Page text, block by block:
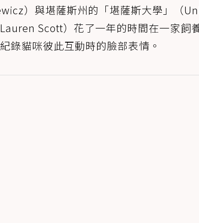
）與堪薩斯州的「堪薩斯大學」（
Scott）花了一年的時間在一家飼
錄貓咪彼此互動時的臉部表情。